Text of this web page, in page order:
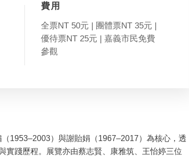
費用
全票NT 50元 | 團體票NT 35元 |
優待票NT 25元 | 嘉義市民免費
參觀
1953–2003）與謝貽娟（1967–2017）為核心，透
實踐歷程。展覽亦由蔡志賢、康雅筑、王怡婷三位